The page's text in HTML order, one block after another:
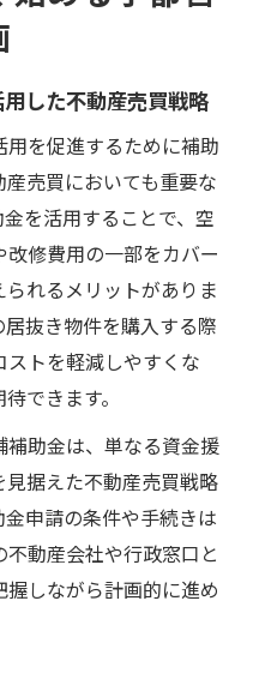
した不動産売買戦略
を促進するために補助
売買においても重要な
を活用することで、空
修費用の一部をカバー
れるメリットがありま
抜き物件を購入する際
トを軽減しやすくな
できます。
助金は、単なる資金援
据えた不動産売買戦略
申請の条件や手続きは
動産会社や行政窓口と
しながら計画的に進め